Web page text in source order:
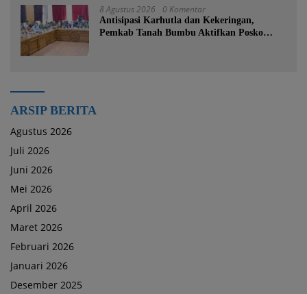
8 Agustus 2026 0 Komentar
Antisipasi Karhutla dan Kekeringan,
Pemkab Tanah Bumbu Aktifkan Posko
ARSIP BERITA
Agustus 2026
Juli 2026
Juni 2026
Mei 2026
April 2026
Maret 2026
Februari 2026
Januari 2026
Desember 2025